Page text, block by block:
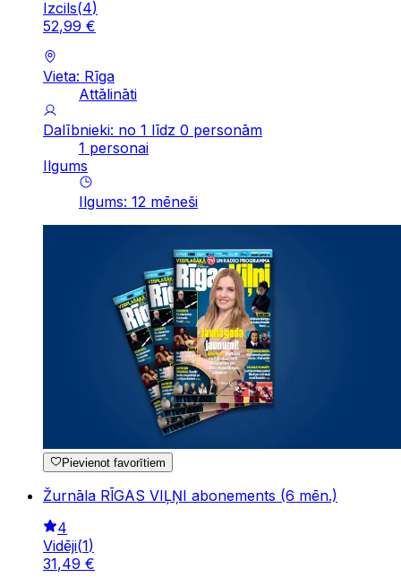
Izcils(4)
52,99 €
Vieta: Rīga
Attālināti
Dalībnieki: no 1 līdz 0 personām
1 personai
Ilgums
Ilgums: 12 mēneši
Pievienot favorītiem
Žurnāla RĪGAS VIĻŅI abonements (6 mēn.)
4
Vidēji(1)
31,49 €